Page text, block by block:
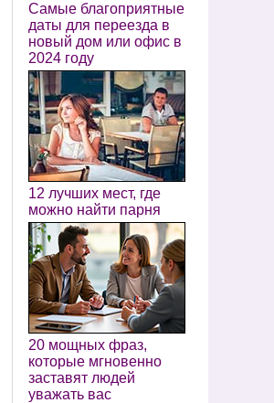
Самые благоприятные
даты для переезда в
новый дом или офис в
2024 году
12 лучших мест, где
можно найти парня
20 мощных фраз,
которые мгновенно
заставят людей
уважать вас